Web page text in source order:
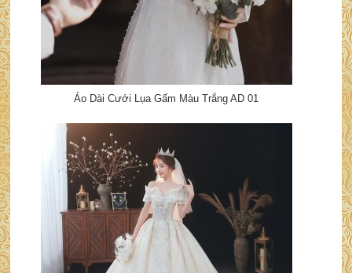
Áo Dài Cưới Lụa Gấm Màu Trắng AD 01